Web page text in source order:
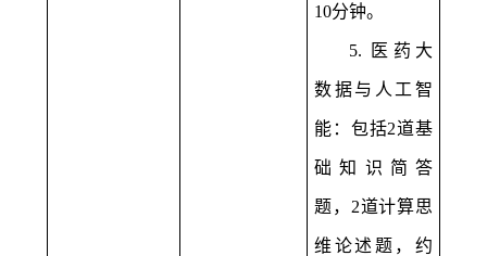
10分钟。
5. 医药大
数据与人工智
能：包括2道基
础知识简答
题， 2道计算思
维论述题，约